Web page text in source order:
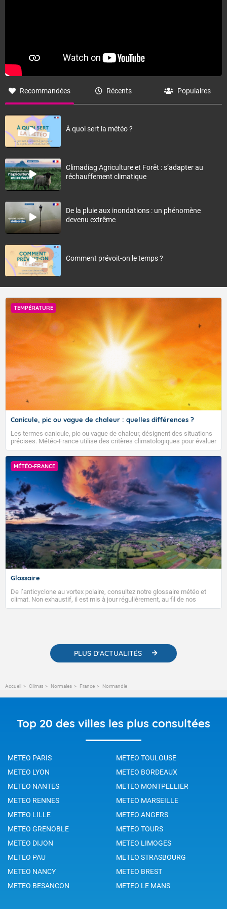
Recommandées Récents Populaires
À quoi sert la météo ?
Climadiag Agriculture et Forêt : s’adapter au
réchauffement climatique
De la pluie aux inondations : un phénomène
devenu extrême
Comment prévoit-on le temps ?
TEMPÉRATURE
Canicule, pic ou vague de chaleur : quelles différences ?
Les termes canicule, pic ou vague de chaleur, désignent des situations
précises. Météo-France utilise des critères climatologiques pour évaluer
et qualifier les épisodes de chaleur qui peuvent avoir des impacts
sanitaires et socio-économiques importants.
MÉTÉO-FRANCE
Glossaire
De l’anticyclone au vortex polaire, consultez notre glossaire météo et
climat. Non exhaustif, il est mis à jour régulièrement, au fil de nos
publications. Vous y trouverez également des liens utiles vers nos
PLUS D'ACTUALITÉS
Accueil Climat Normales France Normandie
Top 20 des villes les plus consultées
METEO PARIS
METEO TOULOUSE
METEO LYON
METEO BORDEAUX
METEO NANTES
METEO MONTPELLIER
METEO RENNES
METEO MARSEILLE
METEO LILLE
METEO ANGERS
METEO GRENOBLE
METEO TOURS
METEO DIJON
METEO LIMOGES
METEO PAU
METEO STRASBOURG
METEO NANCY
METEO BREST
METEO BESANCON
METEO LE MANS